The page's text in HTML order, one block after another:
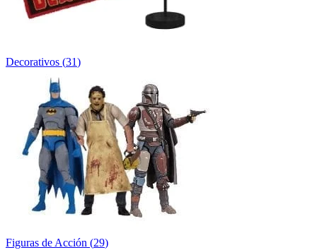
Decorativos (31)
Figuras de Acción (29)